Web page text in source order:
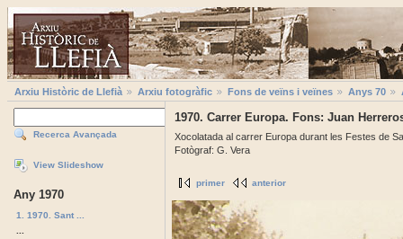
Arxiu Històric de Llefià Arxiu fotogràfic Fons de veïns i veïnes Anys 70
Recerca Avançada
View Slideshow
Any 1970
1. 1970. Sant ...
1970. Carrer Europa. Fons: Juan
Xocolatada al carrer Europa durant les Festes de
Fotògraf: G. Vera
primer anterior